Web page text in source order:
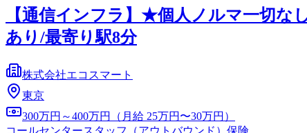
【通信インフラ】★個人ノルマ一切な
あり/最寄り駅8分
株式会社エコスマート
東京
300万円～400万円（月給 25万円〜30万円）
コールセンタースタッフ（アウトバウンド） 保険